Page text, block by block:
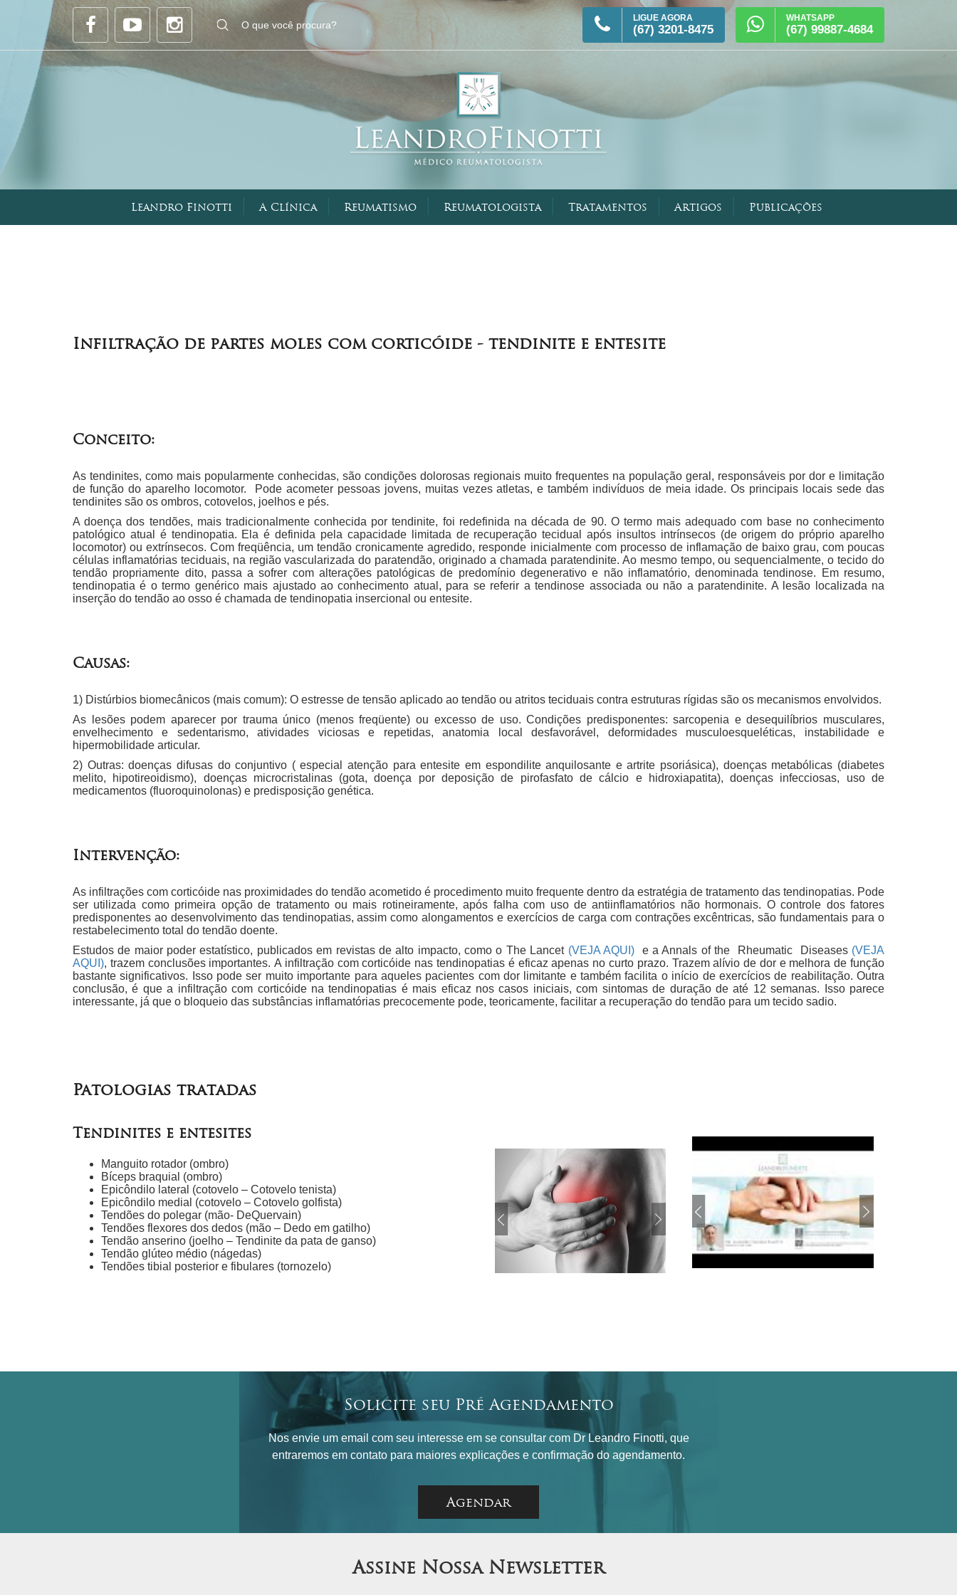
WHATSAPP
(67) 99887-4684
LIGUE AGORA
(67) 3201-8475
Leandro Finotti A Clínica Reumatismo Reumatologista Tratamentos Artigos Publicações
Infiltração de partes moles com corticóide - tendinite e entesite
Conceito:
As tendinites, como mais popularmente conhecidas, são condições dolorosas regionais muito frequentes na população geral, responsáveis por dor e limitação
de função do aparelho locomotor. Pode acometer pessoas jovens, muitas vezes atletas, e também indivíduos de meia idade. Os principais locais sede das
tendinites são os ombros, cotovelos, joelhos e pés.
A doença dos tendões, mais tradicionalmente conhecida por tendinite, foi redefinida na década de 90. O termo mais adequado com base no conhecimento
patológico atual é tendinopatia. Ela é definida pela capacidade limitada de recuperação tecidual após insultos intrínsecos (de origem do próprio aparelho
locomotor) ou extrínsecos. Com freqüência, um tendão cronicamente agredido, responde inicialmente com processo de inflamação de baixo grau, com poucas
células inflamatórias teciduais, na região vascularizada do paratendão, originado a chamada paratendinite. Ao mesmo tempo, ou sequencialmente, o tecido do
tendão propriamente dito, passa a sofrer com alterações patológicas de predomínio degenerativo e não inflamatório, denominada tendinose. Em resumo,
tendinopatia é o termo genérico mais ajustado ao conhecimento atual, para se referir a tendinose associada ou não a paratendinite. A lesão localizada na
inserção do tendão ao osso é chamada de tendinopatia insercional ou entesite.
Causas:
1) Distúrbios biomecânicos (mais comum): O estresse de tensão aplicado ao tendão ou atritos teciduais contra estruturas rígidas são os mecanismos envolvidos.
As lesões podem aparecer por trauma único (menos freqüente) ou excesso de uso. Condições predisponentes: sarcopenia e desequilíbrios musculares,
envelhecimento e sedentarismo, atividades viciosas e repetidas, anatomia local desfavorável, deformidades musculoesqueléticas, instabilidade e
hipermobilidade articular.
2) Outras: doenças difusas do conjuntivo ( especial atenção para entesite em espondilite anquilosante e artrite psoriásica), doenças metabólicas (diabetes
melito, hipotireoidismo), doenças microcristalinas (gota, doença por deposição de pirofasfato de cálcio e hidroxiapatita), doenças infecciosas, uso de
medicamentos (fluoroquinolonas) e predisposição genética.
Intervenção:
As infiltrações com corticóide nas proximidades do tendão acometido é procedimento muito frequente dentro da estratégia de tratamento das tendinopatias. Pode
ser utilizada como primeira opção de tratamento ou mais rotineiramente, após falha com uso de antiinflamatórios não hormonais. O controle dos fatores
predisponentes ao desenvolvimento das tendinopatias, assim como alongamentos e exercícios de carga com contrações excêntricas, são fundamentais para o
restabelecimento total do tendão doente.
Estudos de maior poder estatístico, publicados em revistas de alto impacto, como o The Lancet (VEJA AQUI)e a Annals of the Rheumatic Diseases (VEJA
AQUI), trazem conclusões importantes. A infiltração com corticóide nas tendinopatias é eficaz apenas no curto prazo. Trazem alívio de dor e melhora de função
bastante significativos. Isso pode ser muito importante para aqueles pacientes com dor limitante e também facilita o início de exercícios de reabilitação. Outra
conclusão, é que a infiltração com corticóide na tendinopatias é mais eficaz nos casos iniciais, com sintomas de duração de até 12 semanas. Isso parece
interessante, já que o bloqueio das substâncias inflamatórias precocemente pode, teoricamente, facilitar a recuperação do tendão para um tecido sadio.
Patologias tratadas
Tendinites e entesites
Manguito rotador (ombro)
Bíceps braquial (ombro)
Epicôndilo lateral (cotovelo – Cotovelo tenista)
Epicôndilo medial (cotovelo – Cotovelo golfista)
Tendões do polegar (mão- DeQuervain)
Tendões flexores dos dedos (mão – Dedo em gatilho)
Tendão anserino (joelho – Tendinite da pata de ganso)
Tendão glúteo médio (nágedas)
Tendões tibial posterior e fibulares (tornozelo)
Solicite seu Pré Agendamento
Nos envie um email com seu interesse em se consultar com Dr Leandro Finotti, que
entraremos em contato para maiores explicações e confirmação do agendamento.
Agendar
Assine Nossa Newsletter